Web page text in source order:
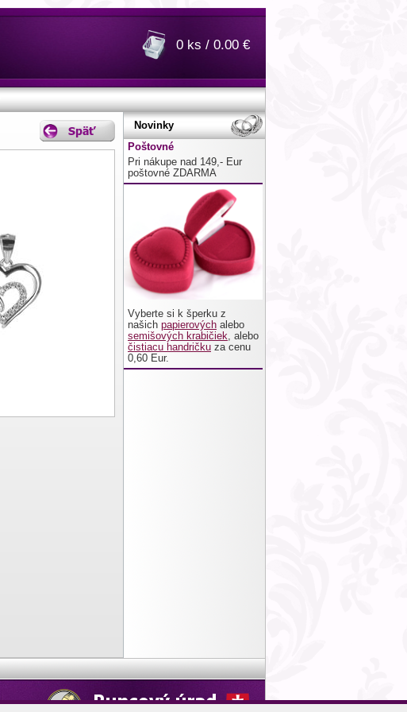
0 ks / 0.00 €
Novinky
Poštovné
Pri nákupe nad 149,- Eur
poštovné ZDARMA
Vyberte si k šperku z
našich papierových alebo
semišových krabičiek, alebo
čistiacu handričku za cenu
0,60 Eur.